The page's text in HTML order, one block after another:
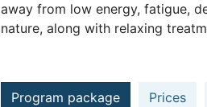
away from low energy, fatigue,
nature, along with relaxing
Program package Prices